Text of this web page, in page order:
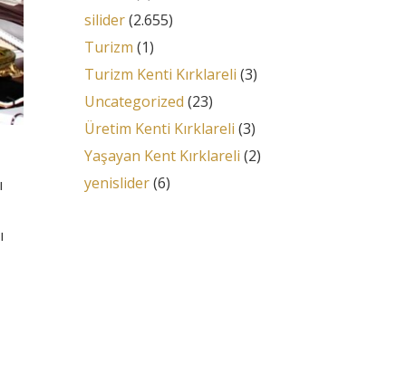
silider(2.655)
Turizm (1)
Turizm Kenti Kırklareli (3)
Uncategorized (23)
Üretim Kenti Kırklareli (3)
Yaşayan Kent Kırklareli (2)
yenislider(6)